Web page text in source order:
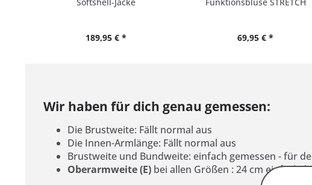
189,95 € * 69,95 € *
Wir haben für dich genau gemessen:
Die Brustweite: Fällt normal aus
Die Innen-Armlänge: Fällt normal aus
Brustweite und Bundweite: einfach gemessen - für
Oberarmweite (E) bei allen Größen : 24 cm einfach,